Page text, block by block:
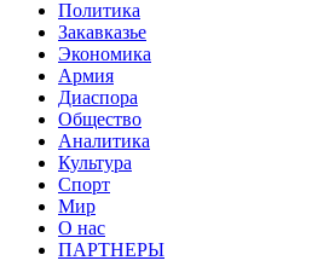
Политика
Закавказье
Экономика
Армия
Диаспора
Общество
Аналитика
Культура
Спорт
Мир
О нас
ПАРТНЕРЫ